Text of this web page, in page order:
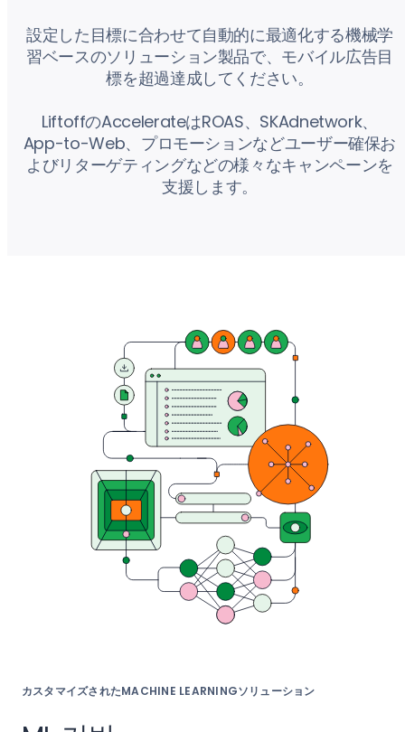
設定した目標に合わせて自動的に最適化する機械学
習ベースのソリューション製品で、モバイル広告目
標を超過達成してください。
LiftoffのAccelerateはROAS、SKAdnetwork、
App-to-Web、プロモーションなどユーザー確保お
よびリターゲティングなどの様々なキャンペーンを
支援します。
カスタマイズされたMACHINE LEARNINGソリューション